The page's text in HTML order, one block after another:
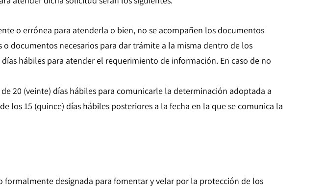
o errónea para atenderla o bien, no se acompañen los documentos
documentos necesarios para dar trámite a la misma dentro de los
hábiles para atender el requerimiento de información. En caso de no
20 (veinte) días hábiles para comunicarle la determinación adoptada a
los 15 (quince) días hábiles posteriores a la fecha en la que se comunica la
formalmente designada para fomentar y velar por la protección de los